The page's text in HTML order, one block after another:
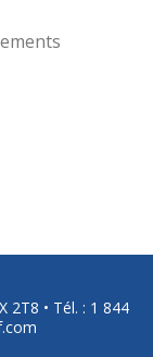
2T8 • Tél. : 1 844